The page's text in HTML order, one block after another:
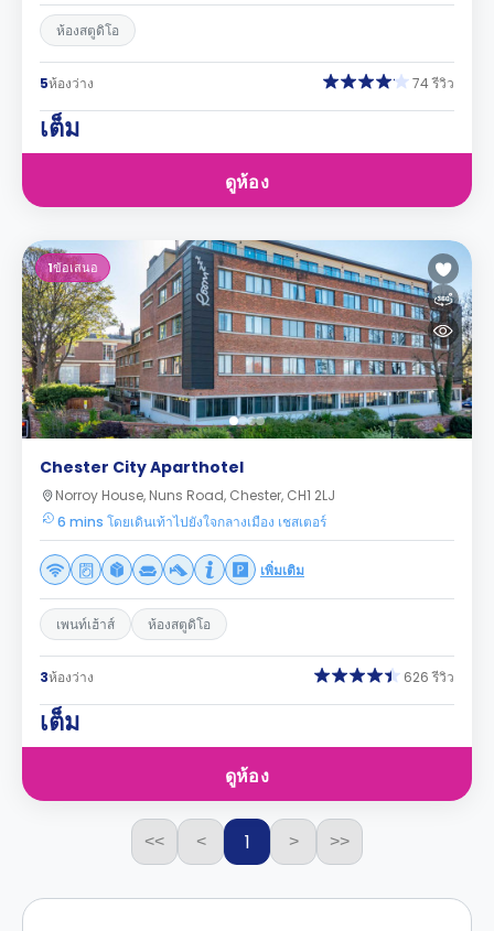
ห้องสตูดิโอ
5ห้องว่าง 74 รีวิว
เต็ม
ดูห้อง
1ข้อเสนอ
Chester City Aparthotel
Norroy House, Nuns Road, Chester, CH1 2LJ
6 mins โดยเดินเท้าไปยังใจกลางเมือง เชสเตอร์
เพิ่มเติม
เพนท์เฮ้าส์ ห้องสตูดิโอ
3ห้องว่าง 626 รีวิว
เต็ม
ดูห้อง
<< < 1 > >>